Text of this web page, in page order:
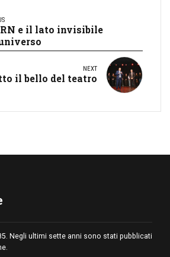
e il lato invisibile
NEXT
il bello del teatro
Negli ultimi sette anni sono stati pubblicati